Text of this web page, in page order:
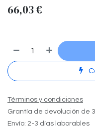
66,03€
Términos y condiciones
Grantía de devolución de
Envío: 2-3 días laborables